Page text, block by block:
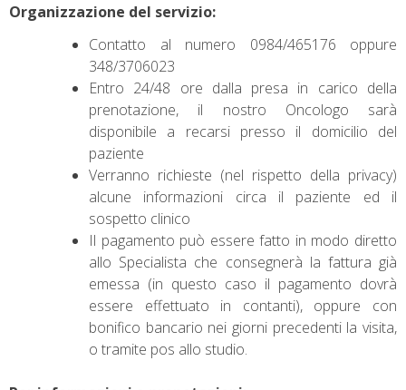
Organizzazione del servizio:
Contatto al numero 0984/465176 oppure
348/3706023
Entro 24/48 ore dalla presa in carico della
prenotazione, il nostro Oncologo sarà
disponibile a recarsi presso il domicilio del
paziente
Verranno richieste (nel rispetto della privacy)
alcune informazioni circa il paziente ed il
sospetto clinico
Il pagamento può essere fatto in modo diretto
allo Specialista che consegnerà la fattura già
emessa (in questo caso il pagamento dovrà
essere effettuato in contanti), oppure con
bonifico bancario nei giorni precedenti la visita,
o tramite pos allo studio.